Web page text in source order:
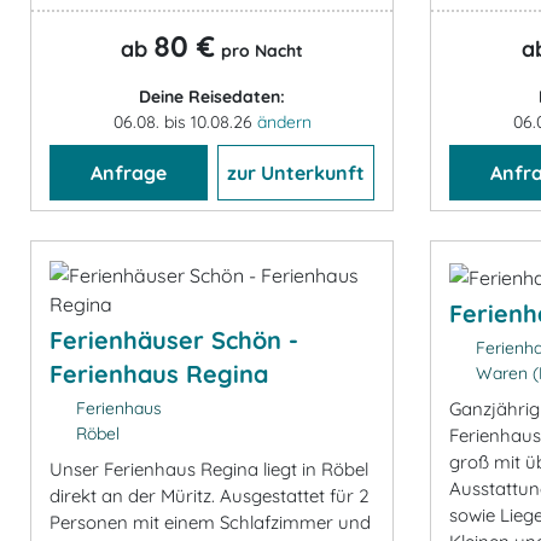
ab 80 € pro Nacht
Deine Reisedaten:
06.08. bis 10.08.26 ändern
Anfrage zur Unterkunft
Ferienhäuser Schön -
Ferienhaus Regina
Ferienhaus
Röbel
Unser Ferienhaus Regina liegt in Röbel
direkt an der Müritz. Ausgestattet für 2
Personen mit einem Schlafzimmer und
Waren
groß mit
sowie